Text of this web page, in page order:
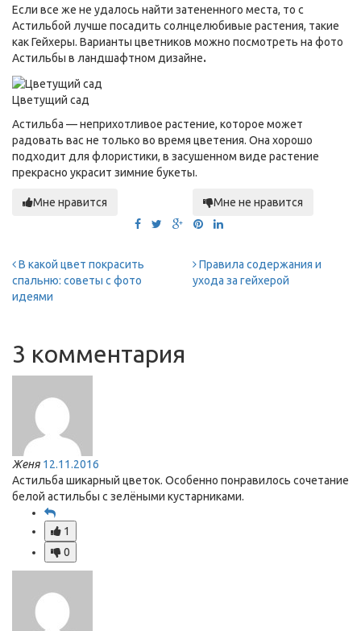
Если все же не удалось найти затененного места, то с
Астильбой лучше посадить солнцелюбивые растения, такие
как Гейхеры. Варианты цветников можно посмотреть на фото
Астильбы в ландшафтном дизайне.
Цветущий сад
Астильба — неприхотливое растение, которое может
радовать вас не только во время цветения. Она хорошо
подходит для флористики, в засушенном виде растение
прекрасно украсит зимние букеты.
Мне нравится Мне не нравится
В какой цвет покрасить
спальню: советы с фото
идеями
Правила содержания и
ухода за гейхерой
3 комментария
Женя 12.11.2016
Астильба шикарный цветок. Особенно понравилось сочетание
белой астильбы с зелёными кустарниками.
1
0